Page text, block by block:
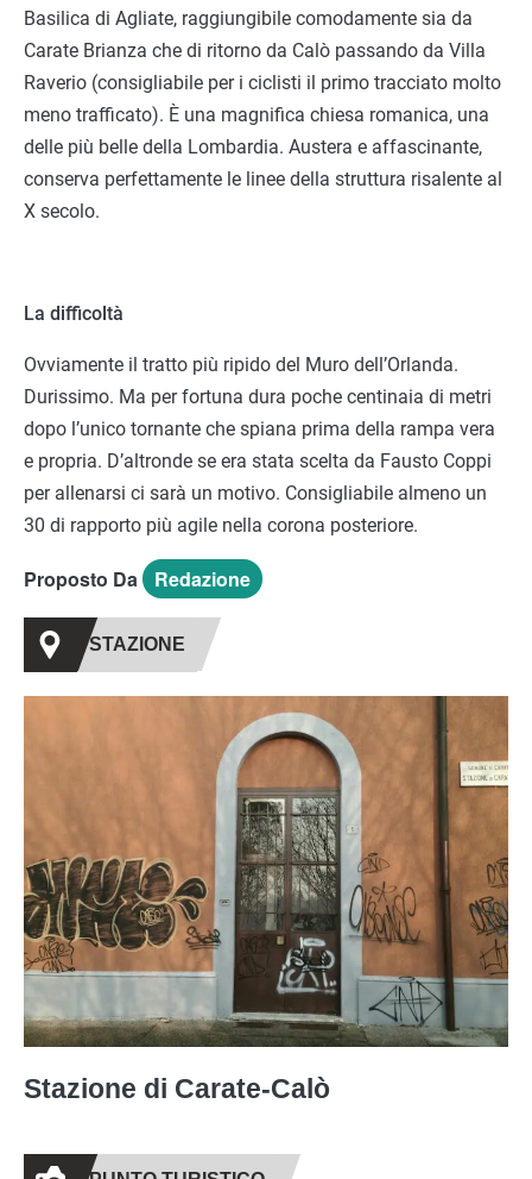
Basilica di Agliate, raggiungibile comodamente sia da
Carate Brianza che di ritorno da Calò passando da Villa
Raverio (consigliabile per i ciclisti il primo tracciato molto
meno trafficato). È una magnifica chiesa romanica, una
delle più belle della Lombardia. Austera e affascinante,
conserva perfettamente le linee della struttura risalente al
X secolo.
La difficoltà
Ovviamente il tratto più ripido del Muro dell’Orlanda.
Durissimo. Ma per fortuna dura poche centinaia di metri
dopo l’unico tornante che spiana prima della rampa vera
e propria. D’altronde se era stata scelta da Fausto Coppi
per allenarsi ci sarà un motivo. Consigliabile almeno un
30 di rapporto più agile nella corona posteriore.
Proposto Da Redazione
STAZIONE
Stazione di Carate-Calò